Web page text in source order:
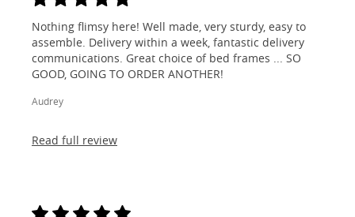
Nothing flimsy here! Well made, very sturdy, easy to
assemble. Delivery within a week, fantastic delivery
communications. Great choice of bed frames ... SO
GOOD, GOING TO ORDER ANOTHER!
Audrey
Read full review